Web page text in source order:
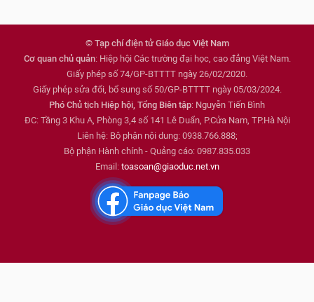
© Tạp chí điện tử Giáo dục Việt Nam
Cơ quan chủ quản: Hiệp hội Các trường đại học, cao đẳng Việt Nam.
Giấy phép số 74/GP-BTTTT ngày 26/02/2020.
Giấy phép sửa đổi, bổ sung số 50/GP-BTTTT ngày 05/03/2024.
Phó Chủ tịch Hiệp hội, Tổng Biên tập: Nguyễn Tiến Bình
ĐC: Tầng 3 Khu A, Phòng 3,4 số 141 Lê Duẩn, P.Cửa Nam, TP.Hà Nội
Liên hệ: Bộ phận nội dung: 0938.766.888;
Bộ phận Hành chính - Quảng cáo: 0987.835.033
Email: toasoan@giaoduc.net.vn